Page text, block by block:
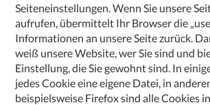
Seiteneinstellungen. Wenn Sie unsere
aufrufen, übermittelt Ihr Browser die
Informationen an unsere Seite zurück.
weiß unsere Website, wer Sie sind und
Einstellung, die Sie gewohnt sind. In
jedes Cookie eine eigene Datei, in
beispielsweise Firefox sind alle Cookies